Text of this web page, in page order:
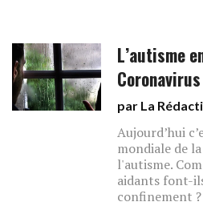
L’autisme
Coronavirus
par La
Aujourd’hui
mondiale de
l'autisme.
aidants font-
confinement